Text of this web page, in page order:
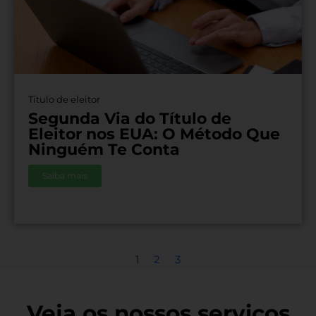
Título de eleitor
Segunda Via do Título de
Eleitor nos EUA: O Método Que
Ninguém Te Conta
Saiba mais
1 2 3